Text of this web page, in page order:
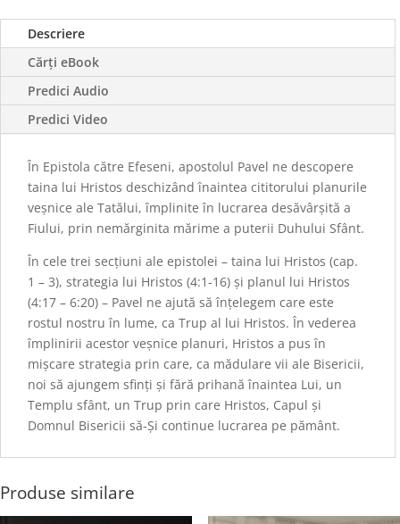
Descriere
Cărți eBook
Predici Audio
Predici Video
În Epistola către Efeseni, apostolul Pavel ne descopere
taina lui Hristos deschizând înaintea cititorului planurile
veșnice ale Tatălui, împlinite în lucrarea desăvârșită a
Fiului, prin nemărginita mărime a puterii Duhului Sfânt.
În cele trei secțiuni ale epistolei – taina lui Hristos (cap.
1 – 3), strategia lui Hristos (4:1-16) şi planul lui Hristos
(4:17 – 6:20) – Pavel ne ajută să înțelegem care este
rostul nostru în lume, ca Trup al lui Hristos. În vederea
împlinirii acestor veșnice planuri, Hristos a pus în
mișcare strategia prin care, ca mădulare vii ale Bisericii,
noi să ajungem sfinți și fără prihană înaintea Lui, un
Templu sfânt, un Trup prin care Hristos, Capul și
Domnul Bisericii să-Și continue lucrarea pe pământ.
Produse similare